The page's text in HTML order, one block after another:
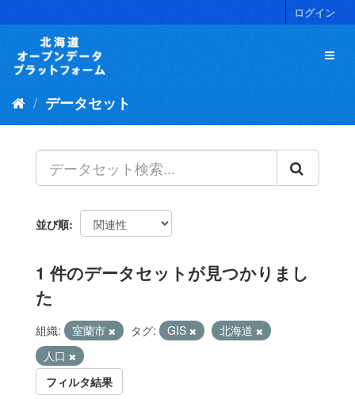
キ
ログイン
データセット
並び順
1 件のデータセットが見つかりまし
た
組織: 室蘭市 タグ: GIS
北海道
人口
フィルタ結果